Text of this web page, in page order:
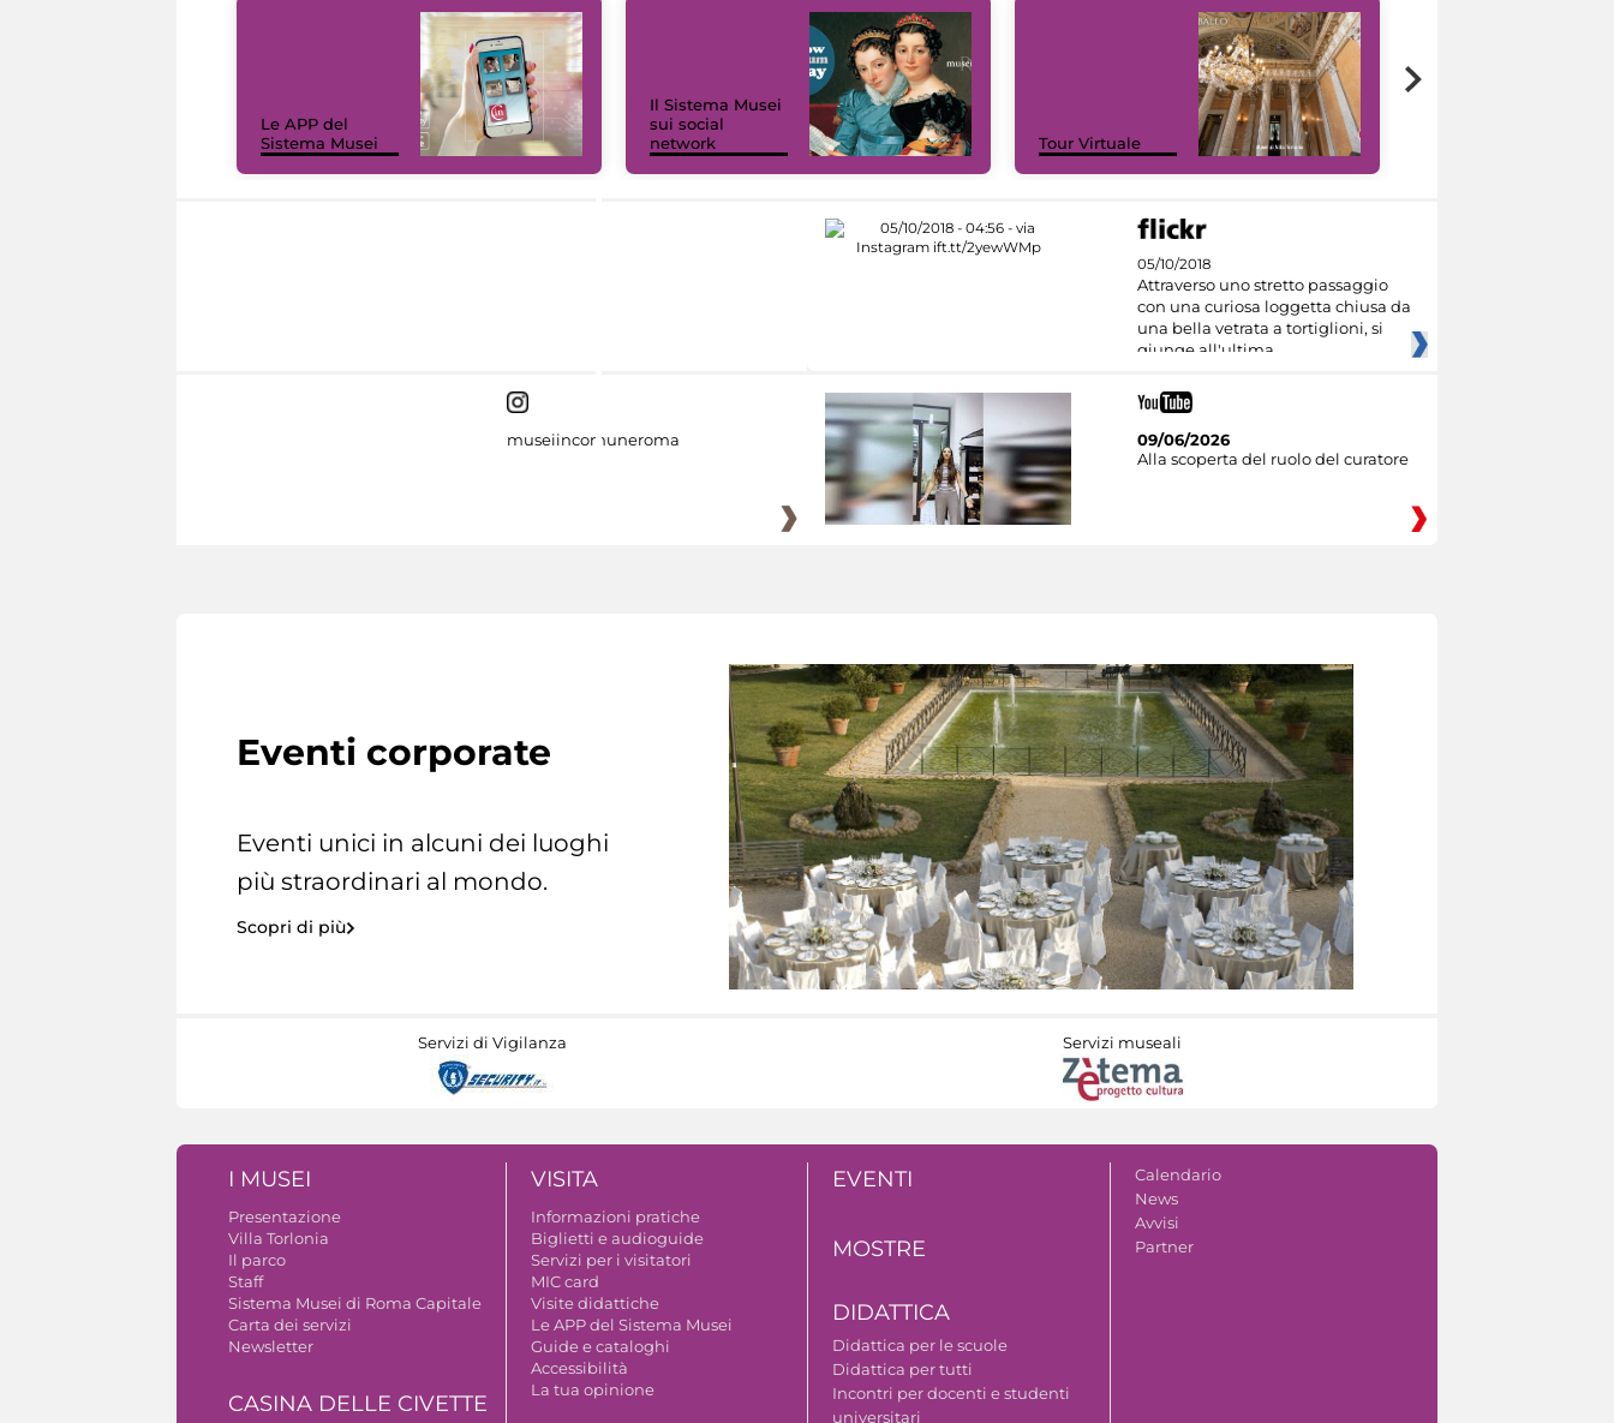
Le APP del
Sistema Musei
Il Sistema Musei
sui social
network
Tour Virtuale
05/10/2018
Attraverso uno stretto passaggio
con una curiosa loggetta chiusa da
una bella vetrata a tortiglioni, si
giunge all'ultima
museiincomuneroma
09/06/2026
Alla scoperta del ruolo del curatore
Eventi corporate
Eventi unici in alcuni dei luoghi
più straordinari al mondo.
Scopri di più
Servizi di Vigilanza Servizi museali
I MUSEI
Presentazione
Villa Torlonia
Il parco
Staff
Sistema Musei di Roma Capitale
Carta dei servizi
Newsletter
CASINA DELLE CIVETTE
VISITA
Informazioni pratiche
Biglietti e audioguide
Servizi per i visitatori
MIC card
Visite didattiche
Le APP del Sistema Musei
Guide e cataloghi
Accessibilità
La tua opinione
EVENTI
MOSTRE
DIDATTICA
Didattica per le scuole
Didattica per tutti
Incontri per docenti e studenti
universitari
Calendario
News
Avvisi
Partner